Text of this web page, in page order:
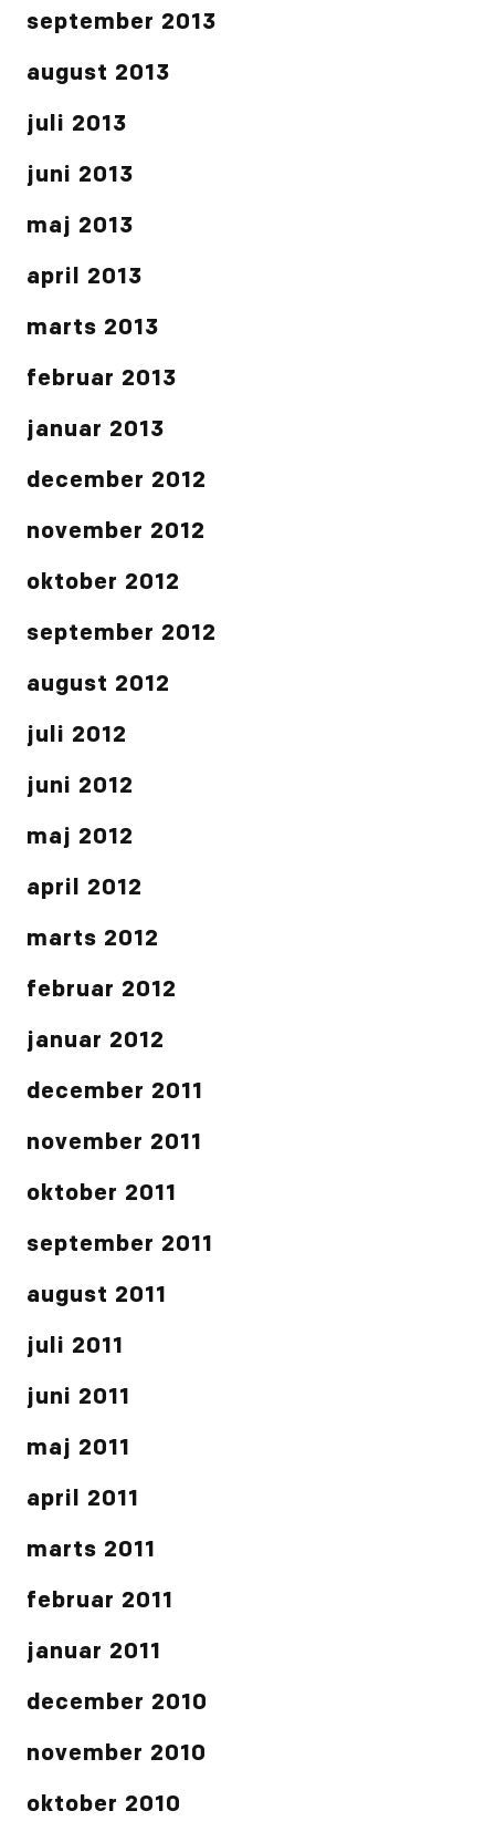
september 2013
august 2013
juli 2013
juni 2013
maj 2013
april 2013
marts 2013
februar 2013
januar 2013
december 2012
november 2012
oktober 2012
september 2012
august 2012
juli 2012
juni 2012
maj 2012
april 2012
marts 2012
februar 2012
januar 2012
december 2011
november 2011
oktober 2011
september 2011
august 2011
juli 2011
juni 2011
maj 2011
april 2011
marts 2011
februar 2011
januar 2011
december 2010
november 2010
oktober 2010